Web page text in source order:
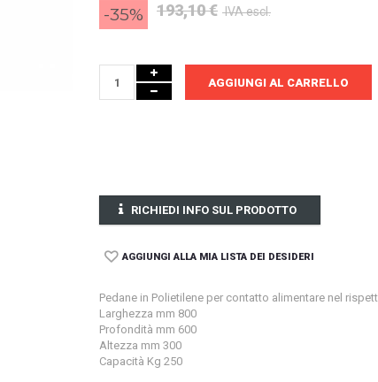
-35% 193,10 € IVA escl.
AGGIUNGI AL CARRELLO
RICHIEDI INFO SUL PRODOTTO
AGGIUNGI ALLA MIA LISTA DEI DESIDERI
Pedane in Polietilene per contatto alimentare nel
Larghezza mm 800
Profondità mm 600
Altezza mm 300
Capacità Kg 250